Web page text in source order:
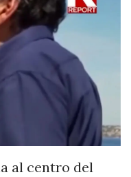
al centro del